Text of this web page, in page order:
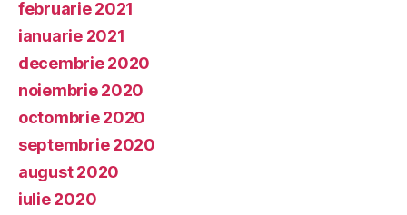
februarie 2021
ianuarie 2021
decembrie 2020
noiembrie 2020
octombrie 2020
septembrie 2020
august 2020
iulie 2020